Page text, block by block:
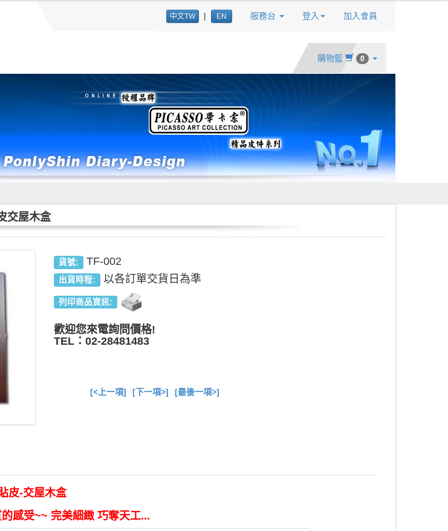
中文TW | EN 服務台 登入 加入會員
購物籃 0
交屋木盒
貨號: TF-002
出貨時程: 以各訂單交貨日為準
列印商品資訊:
歡迎您來電詢問價格!
TEL：02-28481483
[<上一項] [下一項>] [最後一項>]
皮-交屋木盒
感受~~ 完美細緻 巧奪天工...